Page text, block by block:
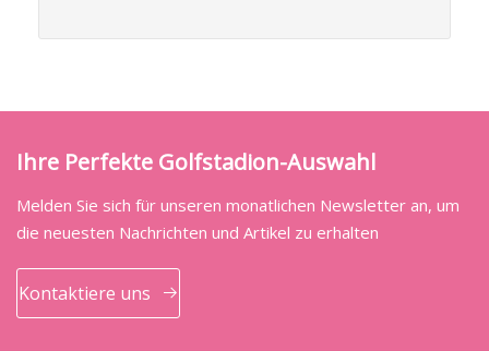
Ihre Perfekte Golfstadion-Auswahl
Melden Sie sich für unseren monatlichen Newsletter an, um
die neuesten Nachrichten und Artikel zu erhalten
Kontaktiere uns